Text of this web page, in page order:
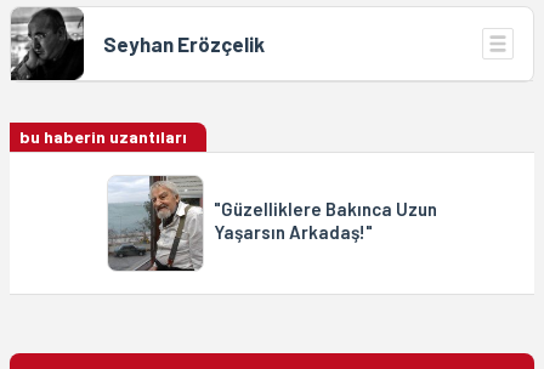
Seyhan Erözçelik
bu haberin uzantıları
"Güzelliklere Bakınca Uzun
Yaşarsın Arkadaş!"